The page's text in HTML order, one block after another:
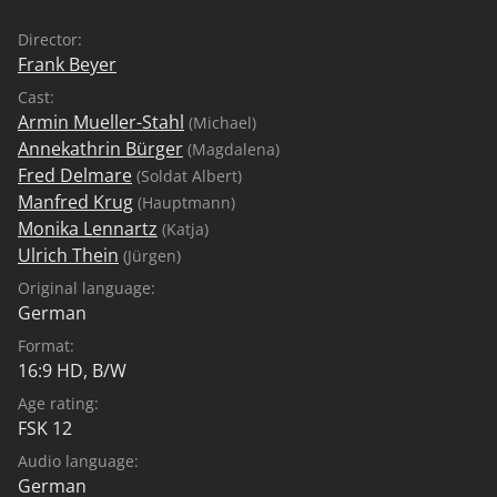
Director:
Frank Beyer
Cast:
Armin Mueller-Stahl (Michael)
Annekathrin Bürger (Magdalena)
Fred Delmare (Soldat Albert)
Manfred Krug (Hauptmann)
Monika Lennartz (Katja)
Ulrich Thein (Jürgen)
Original language:
German
Format:
16:9 HD, B/W
Age rating:
FSK 12
Audio language:
German